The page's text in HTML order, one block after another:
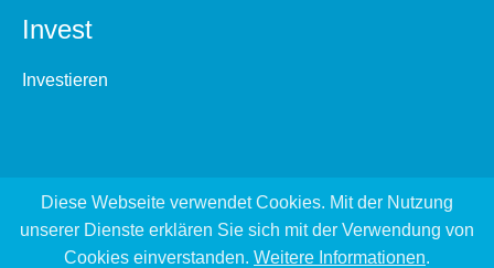
Invest
Investieren
Diese Webseite verwendet Cookies. Mit der Nutzung
unserer Dienste erklären Sie sich mit der Verwendung von
Cookies einverstanden. Weitere Informationen.